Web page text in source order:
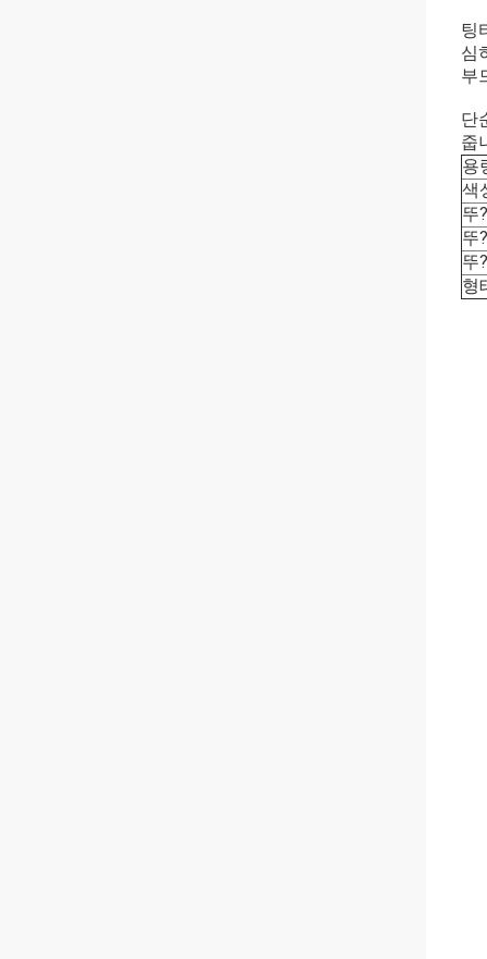
팅
심
부
단
줍
용
색
뚜
뚜
뚜
형